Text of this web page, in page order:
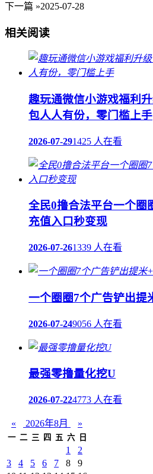
下一篇 »2025-07-28
相关阅读
趣玩通微信小游戏福利
包人人有份，零门槛上手
2026-07-291425 人在看
全民0撸合法平台一个圈
充值入口秒变现
2026-07-261339 人在看
一个圈圈7个广告铲出提
2026-07-249056 人在看
最强零撸量化挖U
2026-07-224773 人在看
« 2026年8月 »
一 二 三 四 五 六 日
1
2
3
4 5 6 7 8
9